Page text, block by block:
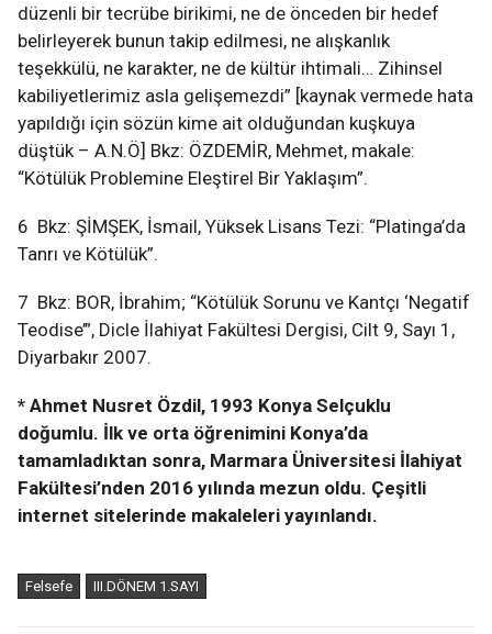
düzenli bir tecrübe birikimi, ne de önceden bir hedef
belirleyerek bunun takip edilmesi, ne alışkanlık
teşekkülü, ne karakter, ne de kültür ihtimali… Zihinsel
kabiliyetlerimiz asla gelişemezdi” [kaynak vermede hata
yapıldığı için sözün kime ait olduğundan kuşkuya
düştük – A.N.Ö] Bkz: ÖZDEMİR, Mehmet, makale:
“Kötülük Problemine Eleştirel Bir Yaklaşım”.
6 Bkz: ŞİMŞEK, İsmail, Yüksek Lisans Tezi: “Platinga’da
Tanrı ve Kötülük”.
7 Bkz: BOR, İbrahim; “Kötülük Sorunu ve Kantçı ‘Negatif
Teodise’”, Dicle İlahiyat Fakültesi Dergisi, Cilt 9, Sayı 1,
Diyarbakır 2007.
* Ahmet Nusret Özdil, 1993 Konya Selçuklu
doğumlu. İlk ve orta öğrenimini Konya’da
tamamladıktan sonra, Marmara Üniversitesi İlahiyat
Fakültesi’nden 2016 yılında mezun oldu. Çeşitli
internet sitelerinde makaleleri yayınlandı.
Felsefe III.DÖNEM 1.SAYI